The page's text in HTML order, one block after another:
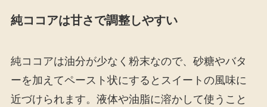
純ココアは甘さで調整しやすい
純ココアは油分が少なく粉末なので、砂糖やバタ
ーを加えてペースト状にするとスイートの風味に
近づけられます。液体や油脂に溶かして使うこと